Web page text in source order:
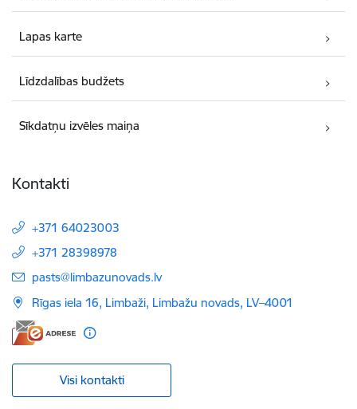
Lapas karte
Līdzdalības budžets
Sīkdatņu izvēles maiņa
Kontakti
+371 64023003
+371 28398978
E-pasts:
pasts@limbazunovads.lv
Rīgas iela 16, Limbaži, Limbažu novads, LV–4001
Visi kontakti